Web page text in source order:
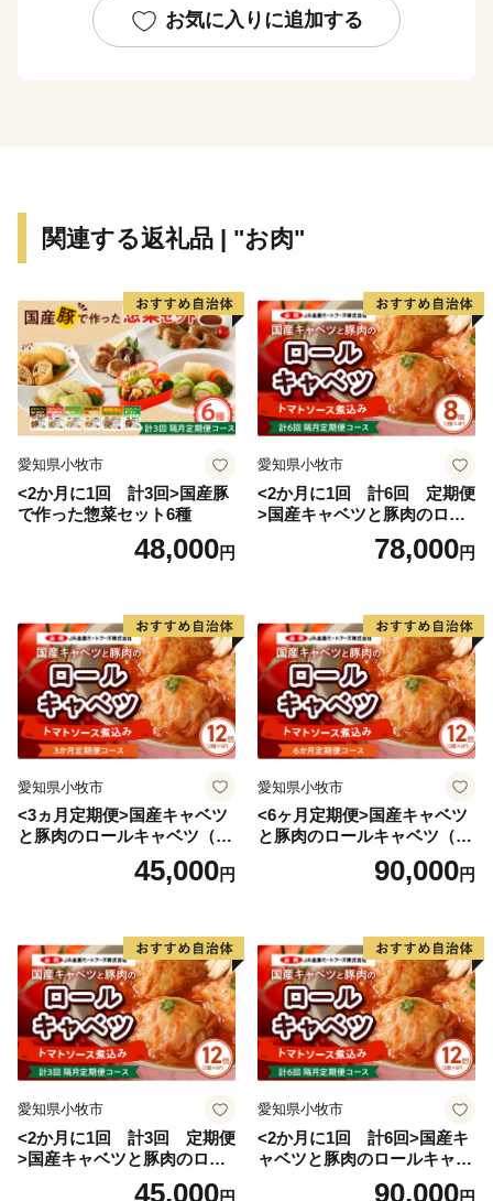
お気に入りに追加する
関連する返礼品 | "お肉"
愛知県小牧市
<2か月に1回 計3回>国産豚
で作った惣菜セット6種
48,000円
愛知県小牧市
<2か月に1回 計6回 定期便
>国産キャベツと豚肉のロー
ルキャベツ（4P入り）
78,000円
愛知県小牧市
<3ヵ月定期便>国産キャベツ
と豚肉のロールキャベツ（6P
45,000円
愛知県小牧市
<6ヶ月定期便>国産キャベツ
と豚肉のロールキャベツ（6P
90,000円
愛知県小牧市
<2か月に1回 計3回 定期便
>国産キャベツと豚肉のロー
ルキャベツ（6P入り）
45,000円
愛知県小牧市
<2か月に1回 計6回>国産キ
ャベツと豚肉のロールキャベ
90,000円